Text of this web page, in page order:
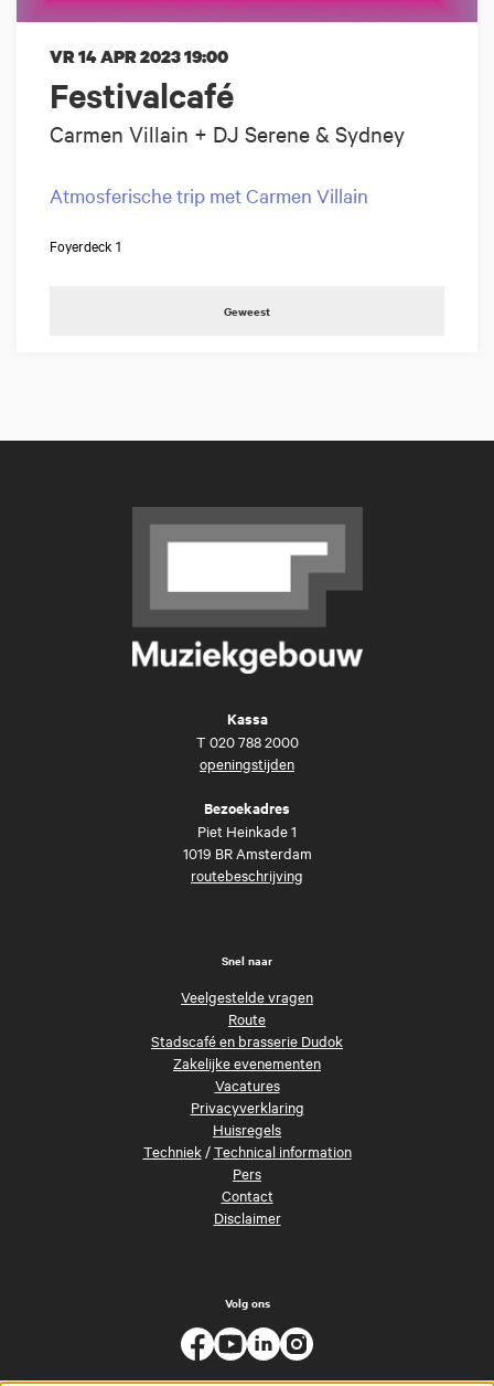
Festivalcafé
Carmen Villain + DJ Serene & Sydney
VR 14 APR 202319:00
Atmosferische trip met Carmen Villain
Foyerdeck 1
Geweest
Kassa
T 020 788 2000
openingstijden
Bezoekadres
Piet Heinkade 1
1019 BR Amsterdam
routebeschrijving
Snel naar
Veelgestelde vragen
Route
Stadscafé en brasserie Dudok
Zakelijke evenementen
Vacatures
Privacyverklaring
Huisregels
Techniek/Technical information
Pers
Contact
Disclaimer
Volg ons